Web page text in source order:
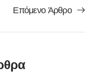
Επόμενο Άρθρο